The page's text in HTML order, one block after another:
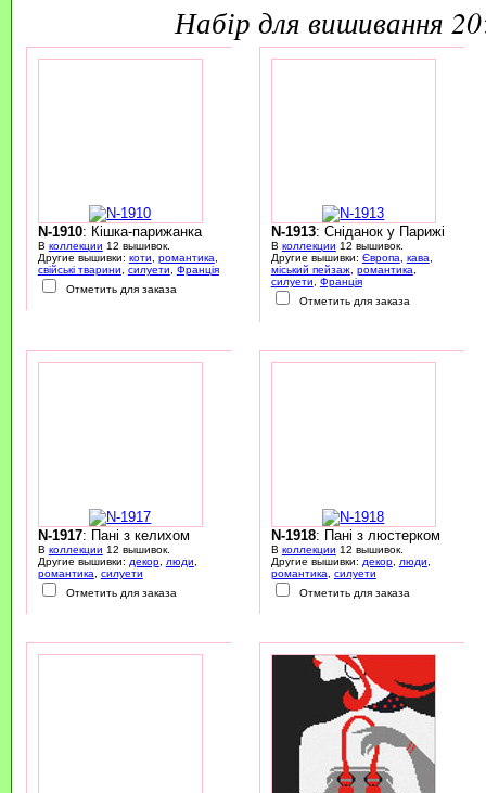
набір для вишивання
N-1910: Кішка-парижанка
В коллекции 12 вышивок.
Другие вышивки: коти романтика
свійські тварини
силуети
Франція
Отметить для заказа
N-1913: Сніданок у Парижі
В коллекции 12 вышивок.
Другие вышивки: Європа кава
міський пейзаж, романтика
силуети
Франція
Отметить для заказа
N-1917: Пані з келихом
В коллекции 12 вышивок.
Другие вышивки: декор, люди
романтика
силуети
Отметить для заказа
N-1918: Пані з люстерком
В коллекции 12 вышивок.
Другие вышивки: декор, люди
романтика
силуети
Отметить для заказа